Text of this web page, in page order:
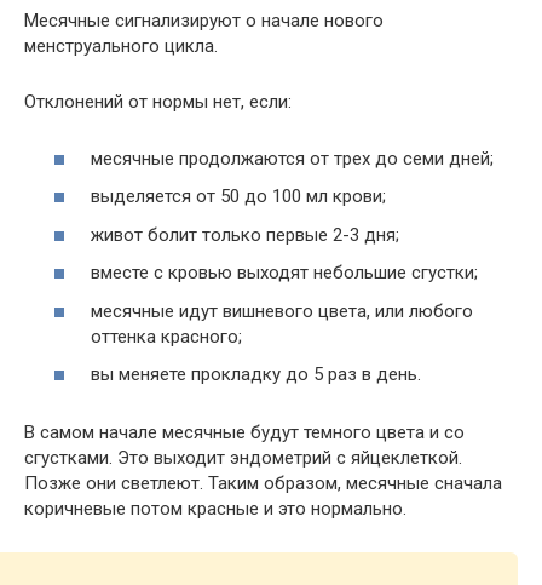
Месячные сигнализируют о начале нового
менструального цикла.
Отклонений от нормы нет, если:
месячные продолжаются от трех до семи дней;
выделяется от 50 до 100 мл крови;
живот болит только первые 2-3 дня;
вместе с кровью выходят небольшие сгустки;
месячные идут вишневого цвета, или любого
оттенка красного;
вы меняете прокладку до 5 раз в день.
В самом начале месячные будут темного цвета и со
сгустками. Это выходит эндометрий с яйцеклеткой.
Позже они светлеют. Таким образом, месячные сначала
коричневые потом красные и это нормально.